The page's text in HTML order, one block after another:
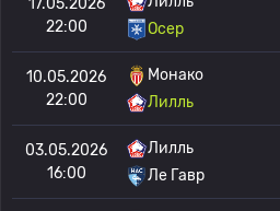
17.05.2026
22:00
Осер
10.05.2026
22:00
Монако
Лилль
03.05.2026
16:00
Лилль
Ле Гавр